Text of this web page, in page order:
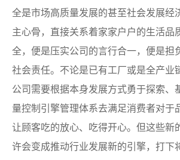
全是市场高质量发展的甚至社会发展经
主心骨，直接关系着家家户户的生活品
全，便是压实公司的言行合一，便是担
社会责任。不论是已有工厂或是全产业
公司需要根据本身发展方式勇于探索、
量控制引擎管理体系去满足消费者对于
让顾客吃的放心、吃得开心。但这些新
许会变成推动行业发展新的引擎，打下